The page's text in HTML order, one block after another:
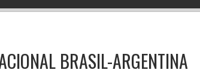
BRASIL-ARGENTINA